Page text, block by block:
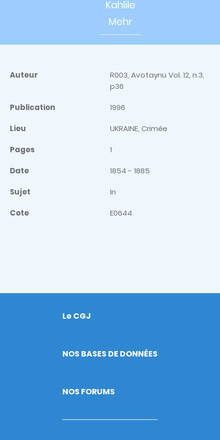
Kahlile
Mehr
Auteur
R003, Avotaynu Vol. 12, n.3,
p36
Publication 1996
Lieu UKRAINE, Crimée
Pages 1
Date 1854 - 1885
Sujet In
Cote E0644
Footer
Le CGJ
NOS BASES DE DONNÉES
NOS FORUMS